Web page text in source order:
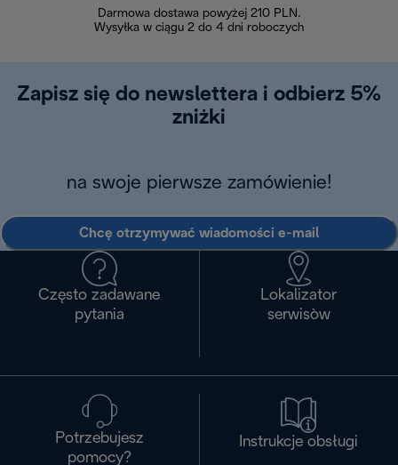
Darmowa dostawa powyżej 210 PLN.
Wysyłka w ciągu 2 do 4 dni roboczych
Zapisz się do newslettera i odbierz 5%
zniżki
na swoje pierwsze zamówienie!
Chcę otrzymywać wiadomości e-mail
Często zadawane
pytania
Lokalizator
serwisòw
Potrzebujesz
pomocy?
Instrukcje obsługi